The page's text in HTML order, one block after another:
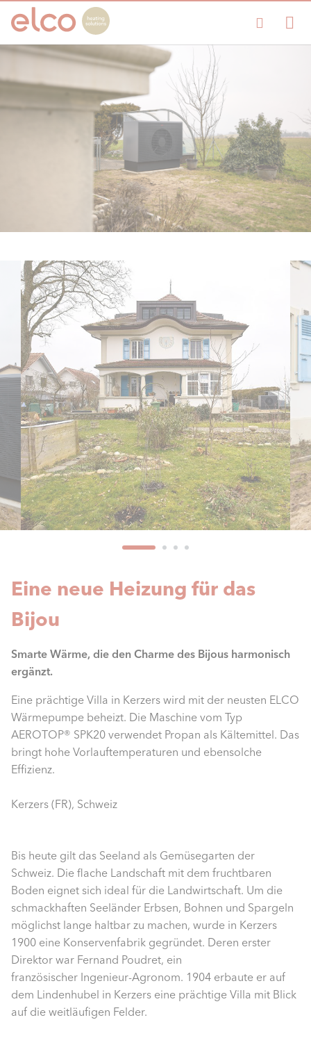
Eine neue Heizung für das
Bijou
Smarte Wärme, die den Charme des Bijous harmonisch
ergänzt.
Eine prächtige Villa in Kerzers wird mit der neusten ELCO
Wärmepumpe beheizt. Die Maschine vom Typ
AEROTOP® SPK20 verwendet Propan als Kältemittel. Das
bringt hohe Vorlauftemperaturen und ebensolche
Effizienz.
Kerzers (FR), Schweiz
Bis heute gilt das Seeland als Gemüsegarten der
Schweiz. Die flache Landschaft mit dem fruchtbaren
Boden eignet sich ideal für die Landwirtschaft. Um die
schmackhaften Seeländer Erbsen, Bohnen und Spargeln
möglichst lange haltbar zu machen, wurde in Kerzers
1900 eine Konservenfabrik gegründet. Deren erster
Direktor war Fernand Poudret, ein
französischer Ingenieur-Agronom. 1904 erbaute er auf
dem Lindenhubel in Kerzers eine prächtige Villa mit Blick
auf die weitläufigen Felder.